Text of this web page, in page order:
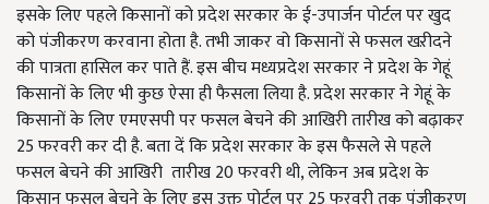
इसके लिए पहले किसानों को प्रदेश सरकार के ई-उपार्जन पोर्टल पर खुद
को पंजीकरण करवाना होता है. तभी जाकर वो किसानों से फसल खऱीदने
की पात्रता हासिल कर पाते हैं. इस बीच मध्यप्रदेश सरकार ने प्रदेश के गेहूं
किसानों के लिए भी कुछ ऐसा ही फैसला लिया है. प्रदेश सरकार ने गेहूं के
किसानों के लिए एमएसपी पर फसल बेचने की आखिरी तारीख को बढ़ाकर
25 फरवरी कर दी है. बता दें कि प्रदेश सरकार के इस फैसले से पहले
फसल बेचने की आखिरी तारीख 20 फरवरी थी, लेकिन अब प्रदेश के